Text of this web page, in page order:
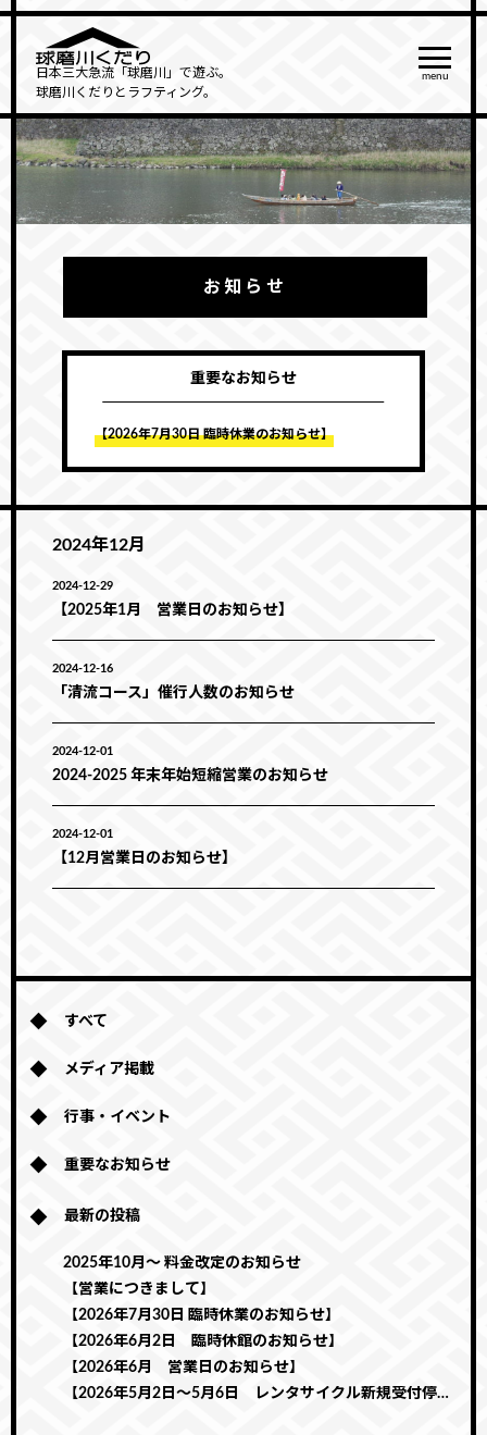
日本三大急流「球磨川」で遊ぶ。
球磨川くだりとラフティング。
menu
お知らせ
重要なお知らせ
【2026年7月30日 臨時休業のお知らせ】
2024年12月
2024-12-29
【2025年1月 営業日のお知らせ】
2024-12-16
「清流コース」催行人数のお知らせ
2024-12-01
2024‐2025 年末年始短縮営業のお知らせ
2024-12-01
【12月営業日のお知らせ】
すべて
メディア掲載
行事・イベント
重要なお知らせ
最新の投稿
2025年10月～ 料金改定のお知らせ
【営業につきまして】
【2026年7月30日 臨時休業のお知らせ】
【2026年6月2日 臨時休館のお知らせ】
【2026年6月 営業日のお知らせ】
【2026年5月2日～5月6日 レンタサイクル新規受付停止のお知らせ】